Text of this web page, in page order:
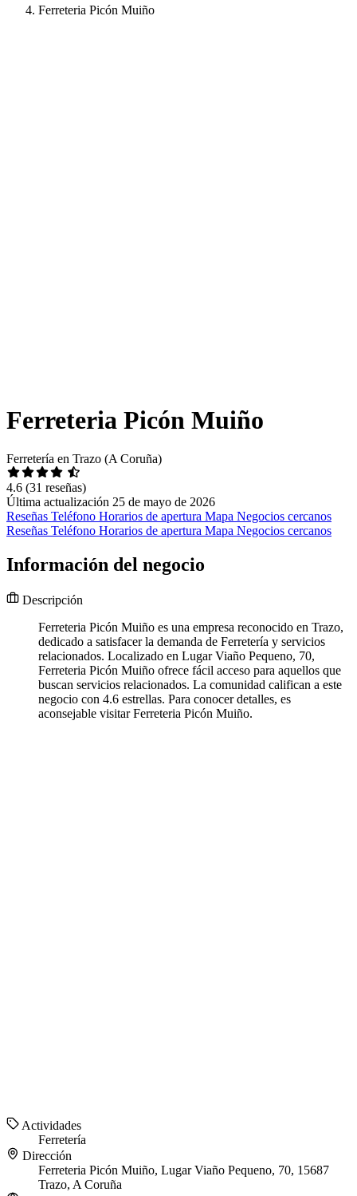
Ferreteria Picón Muiño
Ferreteria Picón Muiño
Ferretería en Trazo (A Coruña)
4.6 (31 reseñas)
Última actualización 25 de mayo de 2026
Reseñas Teléfono Horarios de apertura Mapa Negocios cercanos
Reseñas Teléfono Horarios de apertura Mapa Negocios cercanos
Información del negocio
Descripción
Ferreteria Picón Muiño es una empresa reconocido en Trazo,
dedicado a satisfacer la demanda de Ferretería y servicios
relacionados. Localizado en Lugar Viaño Pequeno, 70,
Ferreteria Picón Muiño ofrece fácil acceso para aquellos que
buscan servicios relacionados. La comunidad califican a este
negocio con 4.6 estrellas. Para conocer detalles, es
aconsejable visitar Ferreteria Picón Muiño.
Actividades
Ferretería
Dirección
Ferreteria Picón Muiño, Lugar Viaño Pequeno, 70, 15687
Trazo, A Coruña